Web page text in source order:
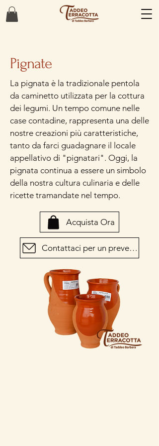
Pignate
La pignata è la tradizionale pentola
da caminetto utilizzata per la cottura
dei legumi. Un tempo comune nelle
case contadine, rappresenta una delle
nostre creazioni più caratteristiche,
tanto da farci guadagnare il locale
appellativo di "pignatari". Oggi, la
pignata continua a essere un simbolo
della nostra cultura culinaria e delle
ricette tramandate nel tempo.
Acquista Ora
Contattaci per un preventivo